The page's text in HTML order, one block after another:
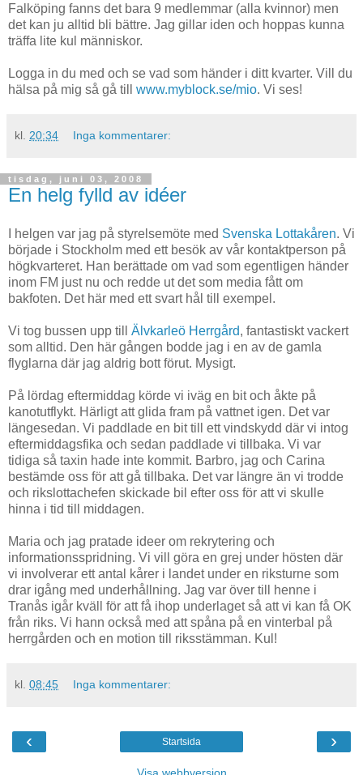
Falköping fanns det bara 9 medlemmar (alla kvinnor) men
det kan ju alltid bli bättre. Jag gillar iden och hoppas kunna
träffa lite kul människor.
Logga in du med och se vad som händer i ditt kvarter. Vill du
hälsa på mig så gå till www.myblock.se/mio. Vi ses!
kl. 20:34 Inga kommentarer:
tisdag, juni 03, 2008
En helg fylld av idéer
I helgen var jag på styrelsemöte med Svenska Lottakåren. Vi
började i Stockholm med ett besök av vår kontaktperson på
högkvarteret. Han berättade om vad som egentligen händer
inom FM just nu och redde ut det som media fått om
bakfoten. Det här med ett svart hål till exempel.
Vi tog bussen upp till Älvkarleö Herrgård, fantastiskt vackert
som alltid. Den här gången bodde jag i en av de gamla
flyglarna där jag aldrig bott förut. Mysigt.
På lördag eftermiddag körde vi iväg en bit och åkte på
kanotutflykt. Härligt att glida fram på vattnet igen. Det var
längesedan. Vi paddlade en bit till ett vindskydd där vi intog
eftermiddagsfika och sedan paddlade vi tillbaka. Vi var
tidiga så taxin hade inte kommit. Barbro, jag och Carina
bestämde oss för att gå tillbaka. Det var längre än vi trodde
och rikslottachefen skickade bil efter oss för att vi skulle
hinna i tid till middagen.
Maria och jag pratade ideer om rekrytering och
informationsspridning. Vi vill göra en grej under hösten där
vi involverar ett antal kårer i landet under en riksturne som
drar igång med underhållning. Jag var över till henne i
Tranås igår kväll för att få ihop underlaget så att vi kan få OK
från riks. Vi hann också med att spåna på en vinterbal på
herrgården och en motion till riksstämman. Kul!
kl. 08:45 Inga kommentarer:
‹ ›
Startsida
Visa webbversion